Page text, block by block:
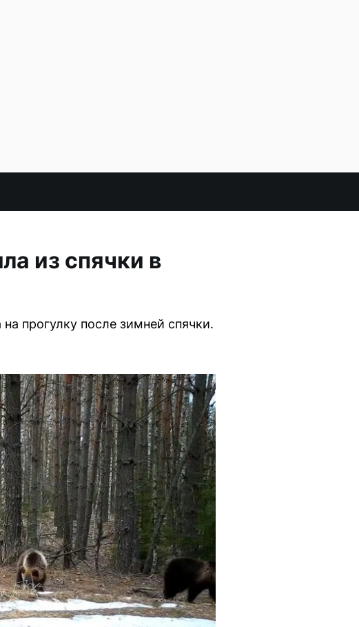
из спячки в
прогулку после зимней спячки.